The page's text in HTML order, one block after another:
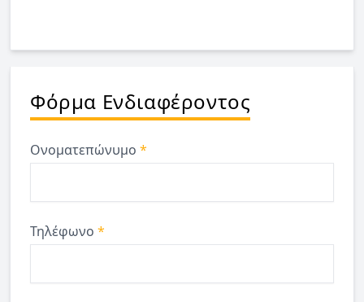
Φόρμα Ενδιαφέροντος
Ονοματεπώνυμο *
Τηλέφωνο *